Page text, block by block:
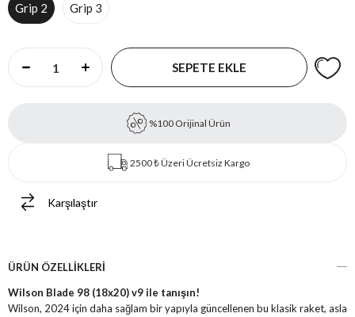
Grip 2 Grip 3
%100 Orijinal Ürün
2500 ₺ Üzeri Ücretsiz Kargo
Karşılaştır
ÜRÜN ÖZELLIKLERI
Wilson Blade 98 (18x20) v9 ile tanışın!
Wilson, 2024 için daha sağlam bir yapıyla güncellenen bu klasik raket, asla